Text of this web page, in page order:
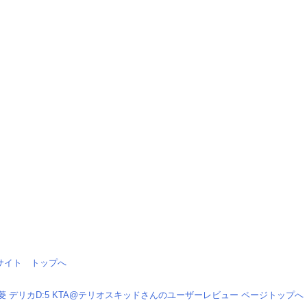
イト トップへ
デリカD:5 KTA@テリオスキッドさんのユーザーレビュー ページトップへ